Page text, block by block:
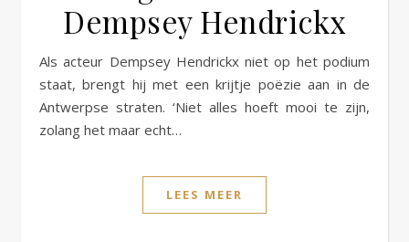
Dempsey Hendrickx
Als acteur Dempsey Hendrickx niet op het podium
staat, brengt hij met een krijtje poëzie aan in de
Antwerpse straten. ‘Niet alles hoeft mooi te zijn,
zolang het maar echt…
LEES MEER